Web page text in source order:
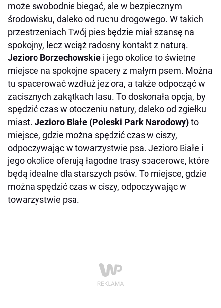
może swobodnie biegać, ale w bezpiecznym
środowisku, daleko od ruchu drogowego. W takich
przestrzeniach Twój pies będzie miał szansę na
spokojny, lecz wciąż radosny kontakt z naturą.
Jezioro Borzechowskie i jego okolice to świetne
miejsce na spokojne spacery z małym psem. Można
tu spacerować wzdłuż jeziora, a także odpocząć w
zacisznych zakątkach lasu. To doskonała opcja, by
spędzić czas w otoczeniu natury, daleko od zgiełku
miast. Jezioro Białe (Poleski Park Narodowy)to
miejsce, gdzie można spędzić czas w ciszy,
odpoczywając w towarzystwie psa. Jezioro Białe i
jego okolice oferują łagodne trasy spacerowe, które
będą idealne dla starszych psów. To miejsce, gdzie
można spędzić czas w ciszy, odpoczywając w
towarzystwie psa.